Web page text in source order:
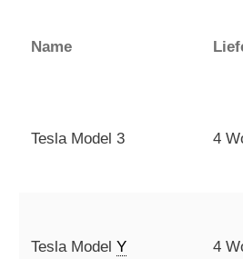
Name
Tesla Model 3 4
Tesla Model Y 4